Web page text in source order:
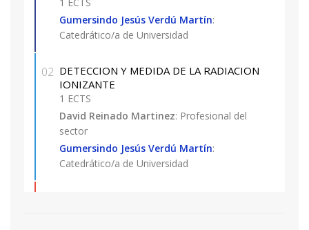
Gumersindo Jesús Verdú Martín:
Catedrático/a de Universidad
02 DETECCION Y MEDIDA DE LA RADIACION
IONIZANTE
1 ECTS
David Reinado Martinez: Profesional del
sector
Gumersindo Jesús Verdú Martín:
Catedrático/a de Universidad